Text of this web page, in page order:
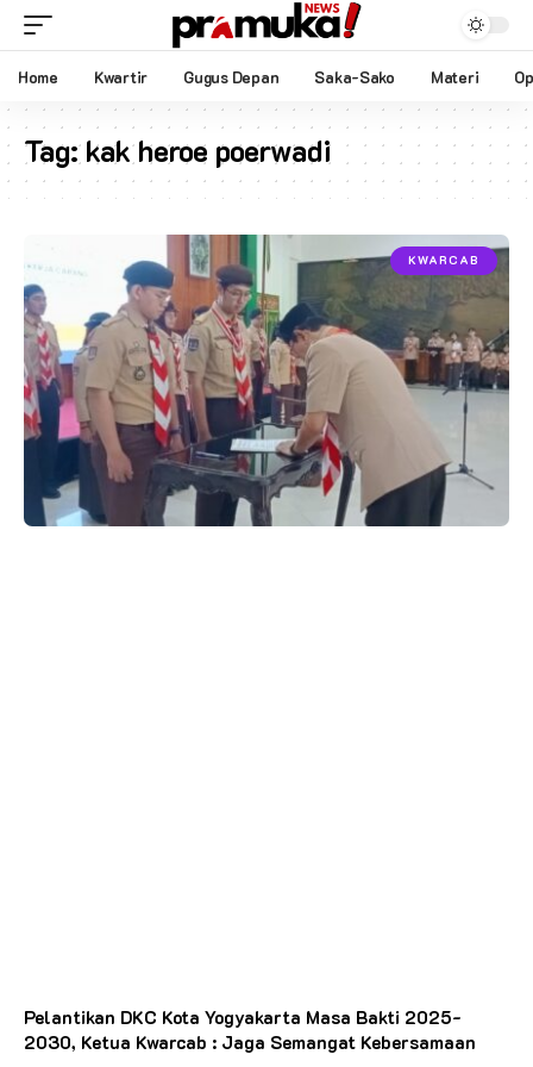
Home Kwartir Gugus Depan Saka-Sako Materi
Tag:kak heroe poerwadi
KWARCAB
Pelantikan DKC Kota Yogyakarta Masa Bakti 2025-
2030, Ketua Kwarcab : Jaga Semangat Kebersamaan